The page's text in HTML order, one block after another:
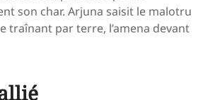
son char. Arjuna saisit le malotru
traînant par terre, l’amena devant